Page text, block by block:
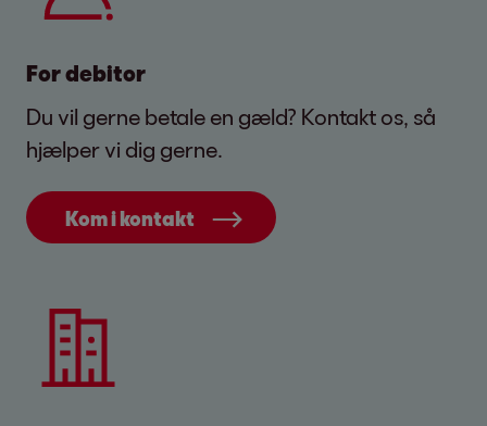
For debitor
Du vil gerne betale en gæld? Kontakt os, så
hjælper vi dig gerne.
Kom i kontakt